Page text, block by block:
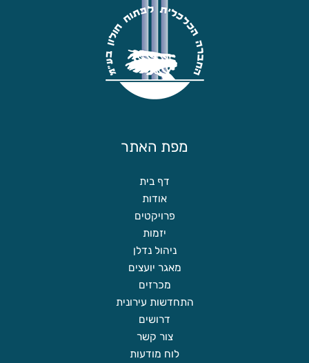
מפת האתר
דף בית
אודות
פרויקטים
יזמות
ניהול נדלן
מאגר יועצים
מכרזים
התחדשות עירונית
דרושים
צור קשר
לוח מודעות